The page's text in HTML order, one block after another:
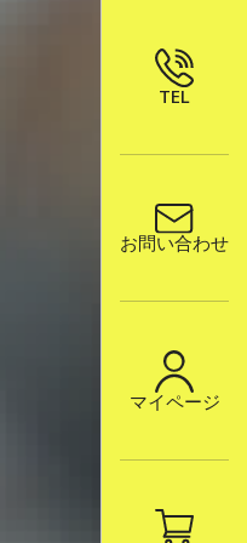
TEL
お問い合わせ
マイページ